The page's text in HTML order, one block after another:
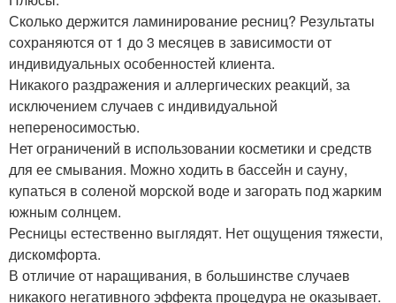
Сколько держится ламинирование ресниц? Результаты
сохраняются от 1 до 3 месяцев в зависимости от
индивидуальных особенностей клиента.
Никакого раздражения и аллергических реакций, за
исключением случаев с индивидуальной
непереносимостью.
Нет ограничений в использовании косметики и средств
для ее смывания. Можно ходить в бассейн и сауну,
купаться в соленой морской воде и загорать под жарким
южным солнцем.
Ресницы естественно выглядят. Нет ощущения тяжести,
дискомфорта.
В отличие от наращивания, в большинстве случаев
никакого негативного эффекта процедура не оказывает.